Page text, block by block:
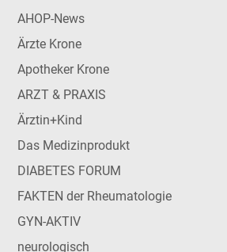
AHOP-News
Ärzte Krone
Apotheker Krone
ARZT & PRAXIS
Ärztin+Kind
Das Medizinprodukt
DIABETES FORUM
FAKTEN der Rheumatologie
GYN-AKTIV
neurologisch